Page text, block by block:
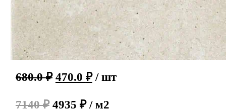
680.0₽ 470.0 ₽ / шт
7140 ₽4935 ₽ / м2